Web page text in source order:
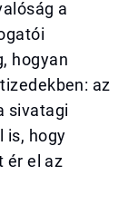
a
hogyan
az
sivatagi
is, hogy
ér el az